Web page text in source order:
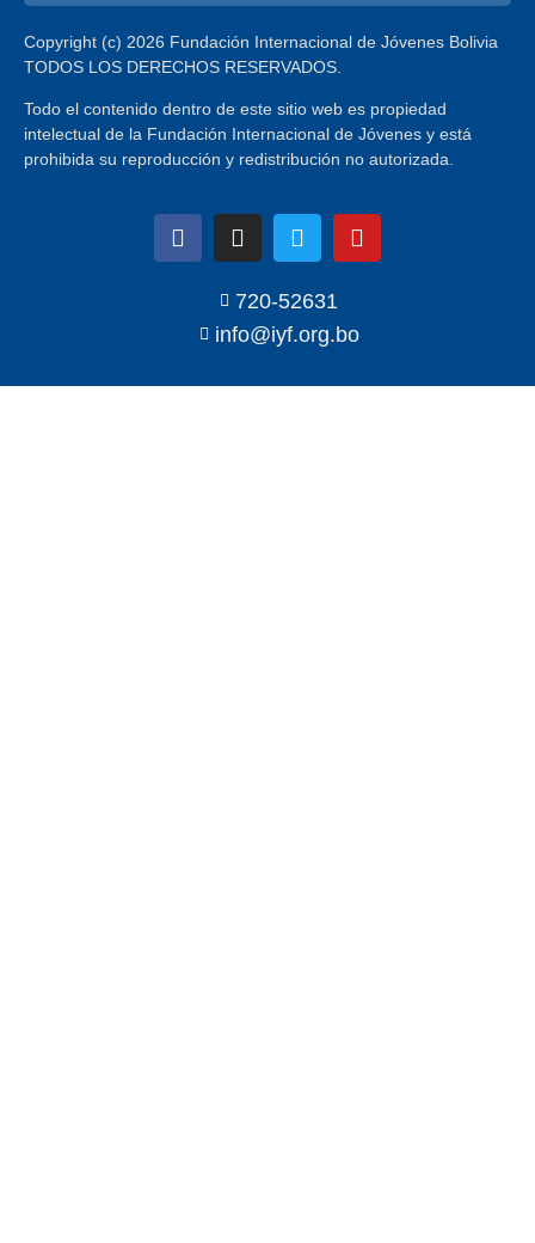
Copyright (c) 2026 Fundación Internacional de Jóvenes Bolivia
TODOS LOS DERECHOS RESERVADOS.
Todo el contenido dentro de este sitio web es propiedad
intelectual de la Fundación Internacional de Jóvenes y está
prohibida su reproducción y redistribución no autorizada.
720-52631
info@iyf.org.bo